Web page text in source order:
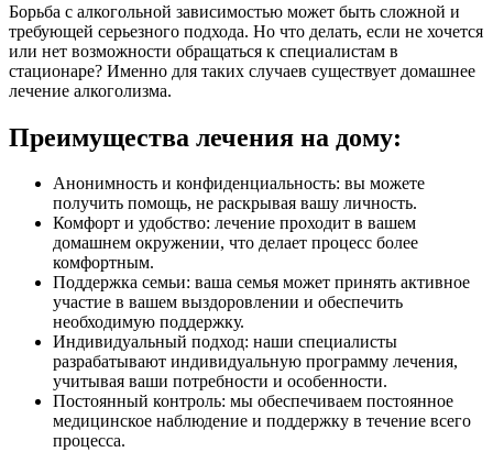
Борьба с алкогольной зависимостью может быть сложной и
требующей серьезного подхода. Но что делать, если не хочется
или нет возможности обращаться к специалистам в
стационаре? Именно для таких случаев существует домашнее
лечение алкоголизма.
Преимущества лечения на дому:
Анонимность и конфиденциальность: вы можете
получить помощь, не раскрывая вашу личность.
Комфорт и удобство: лечение проходит в вашем
домашнем окружении, что делает процесс более
комфортным.
Поддержка семьи: ваша семья может принять активное
участие в вашем выздоровлении и обеспечить
необходимую поддержку.
Индивидуальный подход: наши специалисты
разрабатывают индивидуальную программу лечения,
учитывая ваши потребности и особенности.
Постоянный контроль: мы обеспечиваем постоянное
медицинское наблюдение и поддержку в течение всего
процесса.